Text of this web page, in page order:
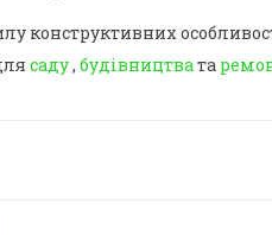
конструктивних
саду, будівництвата